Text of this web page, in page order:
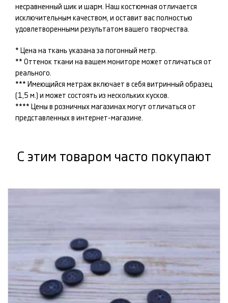
несравненный шик и шарм. Наш костюмная отличается
исключительным качеством, и оставит вас полностью
удовлетворенными результатом вашего творчества.
* Цена на ткань указана за погонный метр.
** Оттенок ткани на вашем мониторе может отличаться от
реального.
*** Имеющийся метраж включает в себя витринный образец
(1,5 м.) и может состоять из нескольких кусков.
**** Цены в розничных магазинах могут отличаться от
представленных в интернет-магазине.
С этим товаром часто покупают